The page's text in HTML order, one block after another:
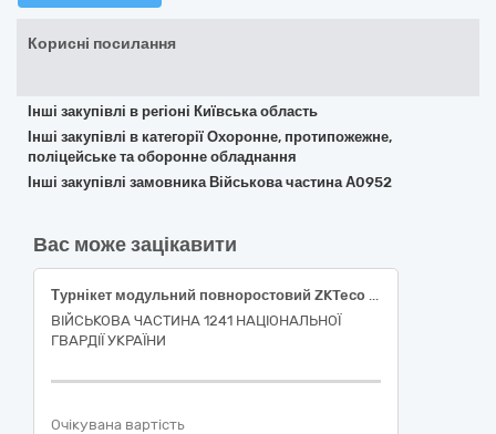
Корисні посилання
Інші закупівлі в регіоні Київська область
Інші закупівлі в категорії Охоронне, протипожежне,
поліцейське та оборонне обладнання
Інші закупівлі замовника Військова частина А0952
Вас може зацікавити
Турнікет модульний повноростовий ZKTeco FHT3300 в зборі
ВІЙСЬКОВА ЧАСТИНА 1241 НАЦІОНАЛЬНОЇ
ГВАРДІЇ УКРАЇНИ
Очікувана вартість